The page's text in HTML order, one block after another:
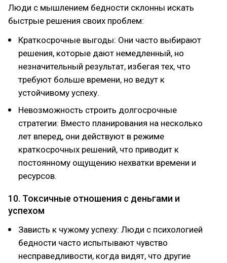
Люди с мышлением бедности склонны искать
быстрые решения своих проблем:
Краткосрочные выгоды: Они часто выбирают
решения, которые дают немедленный, но
незначительный результат, избегая тех, что
требуют больше времени, но ведут к
устойчивому успеху.
Невозможность строить долгосрочные
стратегии: Вместо планирования на несколько
лет вперед, они действуют в режиме
краткосрочных решений, что приводит к
постоянному ощущению нехватки времени и
ресурсов.
10. Токсичные отношения с деньгами и
успехом
Зависть к чужому успеху: Люди с психологией
бедности часто испытывают чувство
несправедливости, когда видят, что другие